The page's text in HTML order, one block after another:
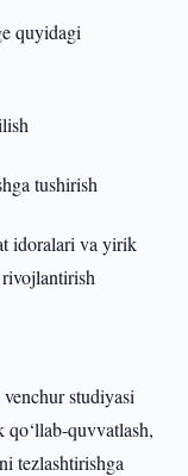
quyidagi
tushirish
va yirik
studiyasi
quvvatlash,
tezlashtirishga